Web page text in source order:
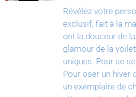
Révélez votre
exclusif, fait à la
ont la douceur de
glamour de la
uniques. Pour se
Pour oser un hiver
un exemplaire de